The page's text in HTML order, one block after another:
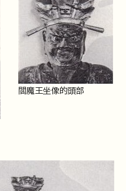
閻魔王坐像的頭部